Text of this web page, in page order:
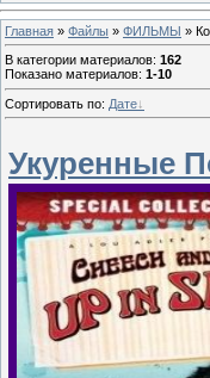
Главная » Файлы » ФИЛЬМЫ »
В категории материалов: 162
Показано материалов: 1-10
Сортировать по: Дате
Укуренные